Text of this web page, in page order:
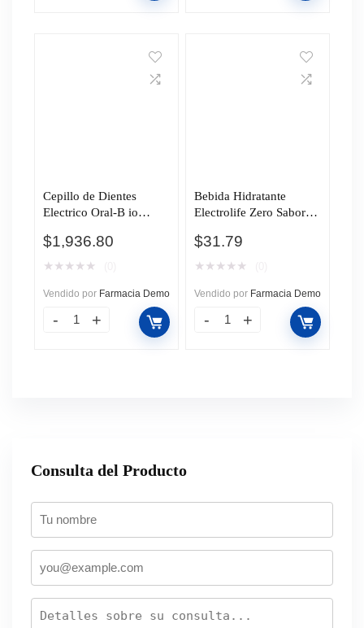
Cepillo de Dientes
Electrico Oral-B io
$1,936.80
★ ★ ★ ★ ★
Vendido por Farmacia Demo
Bebida Hidratante
Electrolife Zero Sabor
ml.
$31.79
★ ★ ★ ★ ★
Vendido por Farmacia Demo
Consulta del Producto